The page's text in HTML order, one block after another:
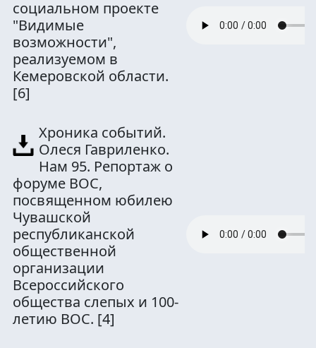
социальном проекте
"Видимые
возможности",
реализуемом в
Кемеровской области.
[6]
Хроника событий.
Олеся Гавриленко.
Нам 95. Репортаж о
форуме ВОС,
посвященном юбилею
Чувашской
республиканской
общественной
организации
Всероссийского
общества слепых и 100-
летию ВОС. [4]